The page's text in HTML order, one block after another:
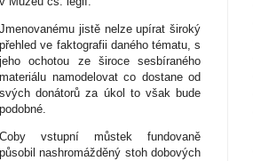
Jmenovanému jistě nelze upírat široký
přehled ve faktografii daného tématu, s
jeho ochotou ze široce sesbíraného
materiálu namodelovat co dostane od
svých donátorů za úkol to však bude
podobné.
Coby vstupní můstek fundovaně
působil nashromážděný stoh dobových